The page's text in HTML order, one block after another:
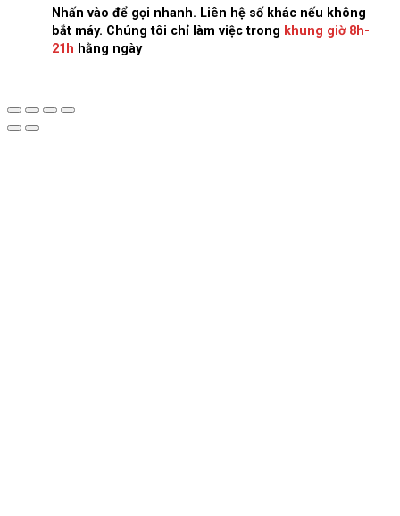
Nhấn vào để gọi nhanh. Liên hệ số khác nếu không
bắt máy. Chúng tôi chỉ làm việc trong khung giờ 8h-
21h hằng ngày